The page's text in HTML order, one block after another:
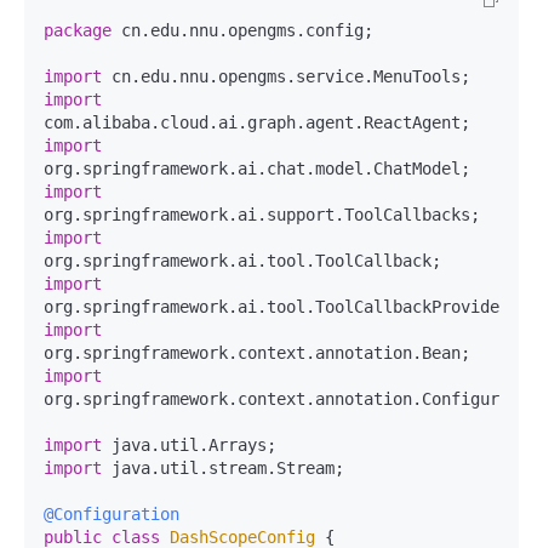
package cn.edu.nnu.opengms.config;
import
import
import
import
import
import
import
import
import
import java.util.stream.Stream;
@Configuration
public class DashScopeConfig {